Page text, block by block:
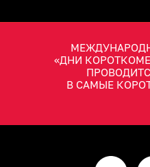
«ДНИ
В САМЫЕ